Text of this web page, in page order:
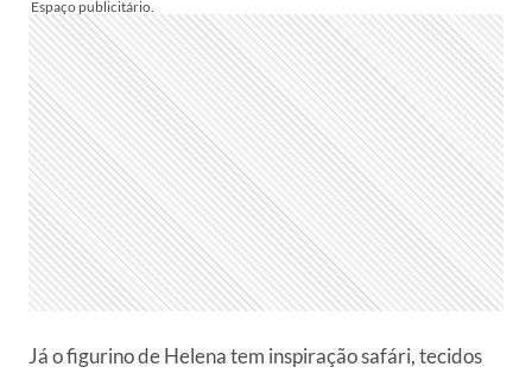
Já o figurino de Helena tem inspiração safári, tecidos